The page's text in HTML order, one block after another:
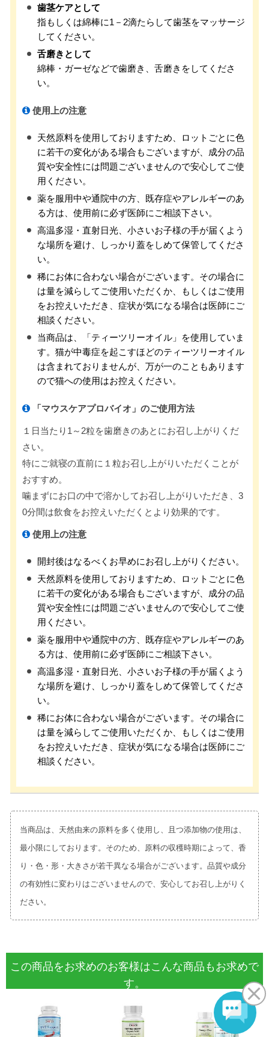
歯茎ケアとして
指もしくは綿棒に1－2滴たらして歯茎をマッサージ
してください。
舌磨きとして
綿棒・ガーゼなどで歯磨き、舌磨きをしてくださ
い。
使用上の注意
天然原料を使用しておりますため、ロットごとに色
に若干の変化がある場合もございますが、成分の品
質や安全性には問題ございませんので安心してご使
用ください。
薬を服用中や通院中の方、既存症やアレルギーのあ
る方は、使用前に必ず医師にご相談下さい。
高温多湿・直射日光、小さいお子様の手が届くよう
な場所を避け、しっかり蓋をしめて保管してくださ
い。
稀にお体に合わない場合がございます。その場合に
は量を減らしてご使用いただくか、もしくはご使用
をお控えいただき、症状が気になる場合は医師にご
相談ください。
当商品は、「ティーツリーオイル」を使用していま
す。猫が中毒症を起こすほどのティーツリーオイル
は含まれておりませんが、万が一のこともあります
ので猫への使用はお控えください。
「マウスケアプロバイオ」のご使用方法
１日当たり1～2粒を歯磨きのあとにお召し上がりくだ
さい。
特にご就寝の直前に１粒お召し上がりいただくことが
おすすめ。
噛まずにお口の中で溶かしてお召し上がりいただき、3
0分間は飲食をお控えいただくとより効果的です。
使用上の注意
開封後はなるべくお早めにお召し上がりください。
天然原料を使用しておりますため、ロットごとに色
に若干の変化がある場合もございますが、成分の品
質や安全性には問題ございませんので安心してご使
用ください。
薬を服用中や通院中の方、既存症やアレルギーのあ
る方は、使用前に必ず医師にご相談下さい。
高温多湿・直射日光、小さいお子様の手が届くよう
な場所を避け、しっかり蓋をしめて保管してくださ
い。
稀にお体に合わない場合がございます。その場合に
は量を減らしてご使用いただくか、もしくはご使用
をお控えいただき、症状が気になる場合は医師にご
相談ください。
当商品は、天然由来の原料を多く使用し、且つ添加物の使用は、
最小限にしております。そのため、原料の収穫時期によって、香
り・色・形・大きさが若干異なる場合がございます。品質や成分
の有効性に変わりはございませんので、安心してお召し上がりく
ださい。
この商品をお求めのお客様はこんな商品もお求めで
す。